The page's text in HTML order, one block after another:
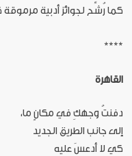
كما رُشِّح لجوائز أدبية مرموقة
****
القاهرة
دفنتُ وجهكِ في مكانٍ ما،
إلى جانب الطريق الجديد
كي لا أدعسَ عليه